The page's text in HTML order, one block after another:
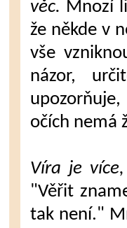
věc. Mnozí
že někde v
vše
názor,
očích nemá
Víra je
"Věřit
tak není."